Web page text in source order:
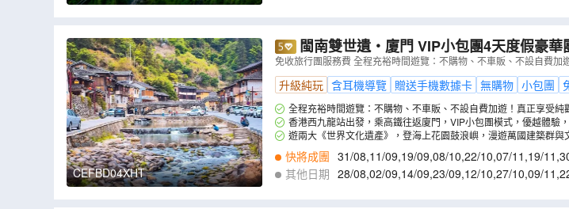
CEFBD04XHT
閩南雙世遺‧廈門 VIP小包團4天度假豪華團 南靖田螺坑土樓群、鼓浪嶼、漳
城、一日自由活動x保證入住3晚廈門濱海凱悅
）
免收旅行團服務費 全程充裕時間遊覽：不購物、不車販、不設自費加
升級純玩 含耳機導覽 贈送手機數據卡 無購物 小包團
全程充裕時間遊覽：不購物、不車販、不設自費加遊！真正享受純
香港西九龍站出發，乘高鐵往返廈門，VIP小包團模式，優越體驗
遊兩大《世界文化遺產》，登海上花園鼓浪嶼，漫遊萬國建築群
坑土樓，感受福建土樓的歷史及文化。
快將成團 31/08,11/09,19/09,08/10,22/10,07/11 ,19/11 ,
其他日期 28/08,02/09,14/09,23/09,12/10,27/10,09/11 ,